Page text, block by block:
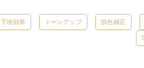
下地効果 トーンアップ 肌色補正